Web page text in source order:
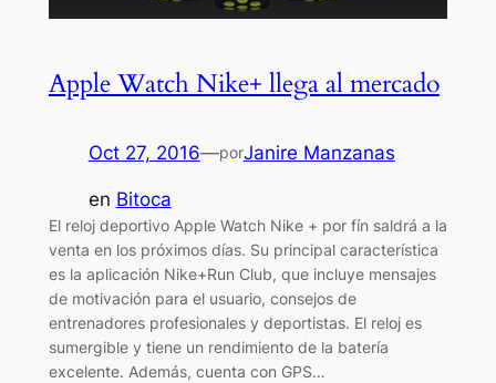
Apple Watch Nike+ llega al mercado
Oct 27, 2016—porJanire Manzanas
en Bitoca
El reloj deportivo Apple Watch Nike + por fín saldrá a la
venta en los próximos días. Su principal característica
es la aplicación Nike+Run Club, que incluye mensajes
de motivación para el usuario, consejos de
entrenadores profesionales y deportistas. El reloj es
sumergible y tiene un rendimiento de la batería
excelente. Además, cuenta con GPS…